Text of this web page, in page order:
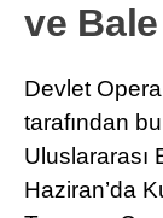
DÜNYA
SPOR
SAĞLIK
TEKNOLOJİ
ve
Devlet
tarafından
Uluslararası
Haziran’da